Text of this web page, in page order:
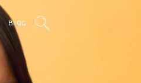
BLOG